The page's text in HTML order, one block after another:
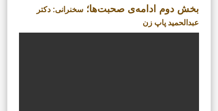
بخش دوم ادامه‌ی صحبت‌ها؛ سخنرانی: دکتر
عبدالحمید پاپ زن